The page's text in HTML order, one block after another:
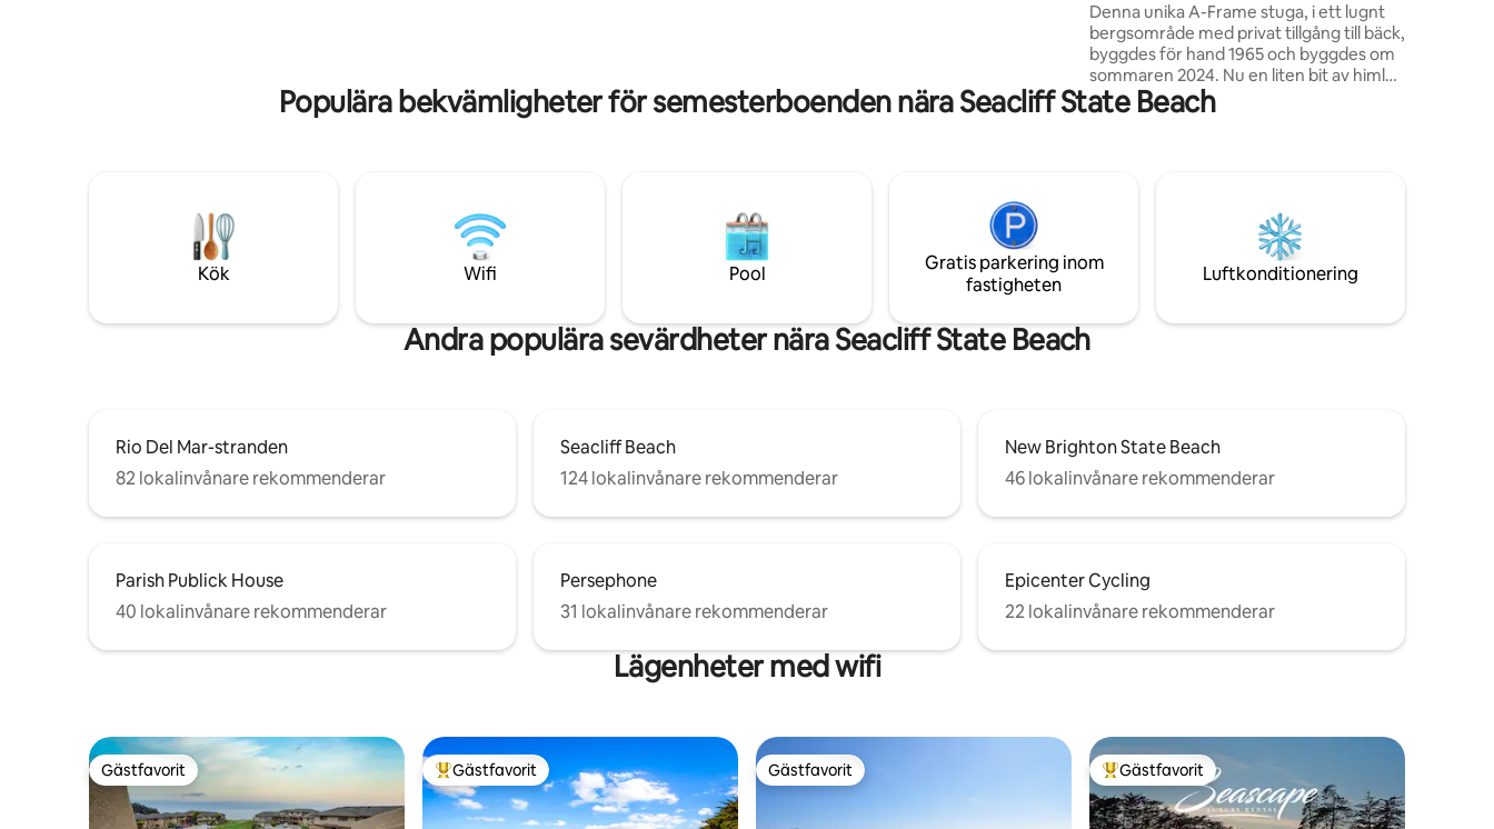
dörrar bidrar till den arkitektoniska
charmen. Boendet ligger högt uppe i
trädkronorna.
sängkläder, fluffiga handdukar och vårt
gourmetkök med en välfylld kaffebar
en av fem plattskärmsteveapparater.
Enkel promenad till populära Seacliff
Denna unika A-Frame stuga, i ett lugnt
bergsområde med privat tillgång till bäck,
byggdes för hand 1965 och byggdes om
sommaren 2024. Nu en liten bit av himlen
på bäcken i redwoods. *5-10 minuter till
Henry Cowell Redwoods State Park,
Creek Market (laddare för elbil) Hitta oss
på sociala medier: Insta
@SantaCruzAFrame
Populära bekvämligheter för semesterboenden nära Seacliff State Beach
Kök Wifi Pool
Gratis parkering inom
fastigheten
Luftkonditionering
Andra populära sevärdheter nära Seacliff State Beach
Rio Del Mar-stranden
82 lokalinvånare rekommenderar
Seacliff Beach
124 lokalinvånare rekommenderar
New Brighton State Beach
46 lokalinvånare rekommenderar
Parish Publick House
40 lokalinvånare rekommenderar
Persephone
31 lokalinvånare rekommenderar
Epicenter Cycling
22 lokalinvånare rekommenderar
Lägenheter med wifi
Gästfavorit
Gästfavorit Populär gästfavorit
Gästfavorit Gästfavorit
Gästfavorit Populär gästfavorit
Gästfavorit